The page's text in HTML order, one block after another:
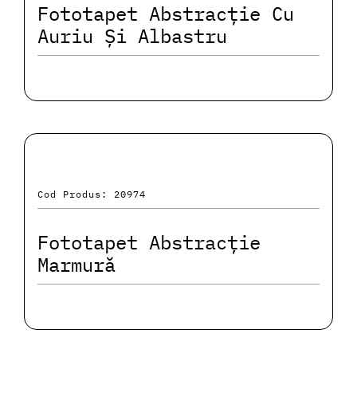
Fototapet Abstracție Cu
Auriu Și Albastru
Cod Produs: 20974
Fototapet Abstracție
Marmură